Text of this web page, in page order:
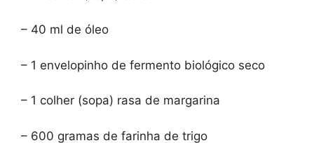
– 40 ml de óleo
– 1 envelopinho de fermento biológico seco
– 1 colher (sopa) rasa de margarina
– 600 gramas de farinha de trigo